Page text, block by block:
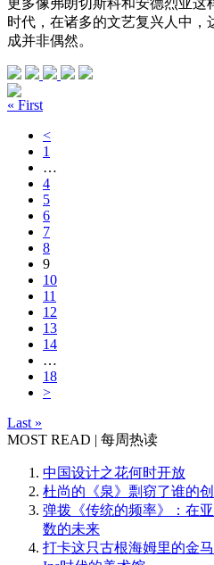
更多像弗朗切斯科和安德烈亚这
时代，在诸多的文艺复兴人中
成并非偶然。
« First
<
1
…
4
5
6
7
8
9
10
11
12
13
14
…
18
>
Last »
MOST READ | 每周热读
中国设计之花何时开放
杜尚的《泉》剽窃了谁的创
弹拨《传统的频率》：在
数的未来
打卡这只古根海姆里的金